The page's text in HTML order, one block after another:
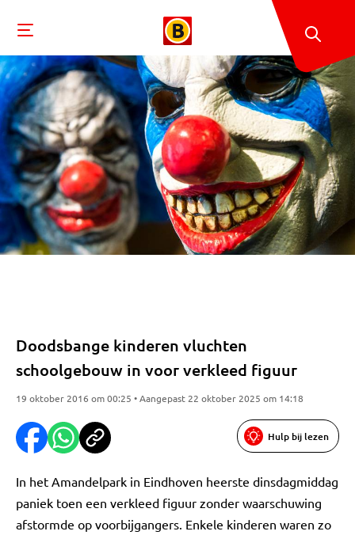
Doodsbange kinderen vluchten
schoolgebouw in voor verkleed figuur
19 oktober 2016 om 00:25 • Aangepast 22 oktober 2025 om 14:18
Hulp bij lezen
In het Amandelpark in Eindhoven heerste dinsdagmiddag
paniek toen een verkleed figuur zonder waarschuwing
afstormde op voorbijgangers. Enkele kinderen waren zo